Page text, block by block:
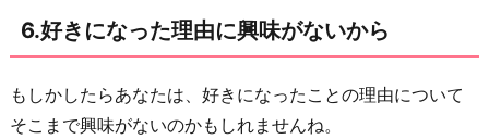
6.好きになった理由に興味がないから
もしかしたらあなたは、好きになったことの理由について
そこまで興味がないのかもしれませんね。